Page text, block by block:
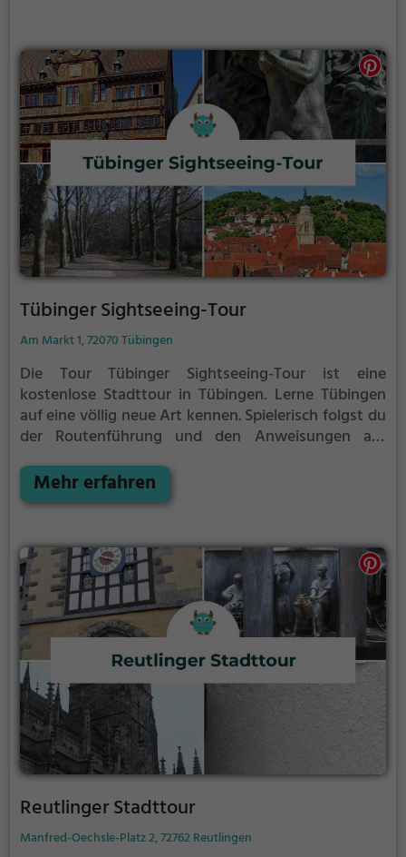
Tübinger Sightseeing-Tour
Am Markt 1, 72070 Tübingen
Die Tour Tübinger Sightseeing-Tour ist eine
kostenlose Stadttour in Tübingen. Lerne Tübingen
auf eine völlig neue Art kennen.Spielerisch folgst du
der Routenführung und den Anweisungen auf
Ecken von Tübingen kennen.
Mehr erfahren
Reutlinger Stadttour
Manfred-Oechsle-Platz 2, 72762 Reutlingen